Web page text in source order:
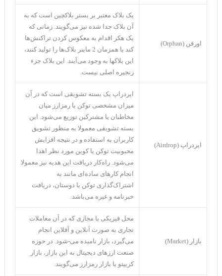
اورفن (Orphan)
یک بلاک معتبر بر بستر بلاکچین است که به
آن بلاک جدا شده نیز می‌گویند. زمانی که
یک هکر اقدام به معکوس کردن تراکنش‌‌ها
کند یا همزمان 2 ماینر بلاک‌ها را تولید کنند،
این بلاکها به وجود می‌آیند. این بلاک جزء
زنجیره اصلی نیست.
ایردراپ (Airdrop)
ایردراپ یک بسته تشویقی است که در آن
میزان مشخصی توکن یا رمزارز میان
مخاطبان یا مشترکین توزیع می‌شود. این
بسته تشویقی معمولا به منظور تشویق
کاربران به استفاده و در نتیجه افزایش
محبوبیت توکن یا کوین مورد نظر اهدا
می‌شود. راه‌کار دریافت این هدیه نیز معمولا
انجام کار‌های ساده‌ای مانند به
اشتراک‌گذاری توکن با دوستان، دریافت
خبرنامه و غیره می‌باشد.
بازار (Market)
محل فیزیکی یا مجازی که در آن معاملات
تجاری به صورت آنلاین و آفلاین انجام
می‌گیرد، بازار نامیده می-شود. در حوزه
صنعت ارز‌های دیجیتال به این بازار، بازار
کریپتو یا بازار رمزارز می‌گویند.